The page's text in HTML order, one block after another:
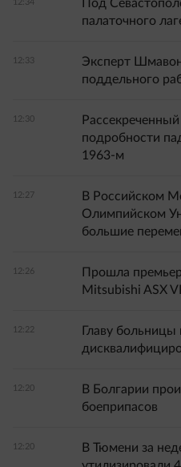
12:34
Под
палаточного
12:33
Эксперт
поддельного
12:30
подробности
1963-м
12:27
В Российском
Олимпийском
большие
12:26
Прошла
Mitsubishi ASX
12:22
Главу больницы
12:20
В Болгарии
боеприпасов
12:20
В Тюмени за